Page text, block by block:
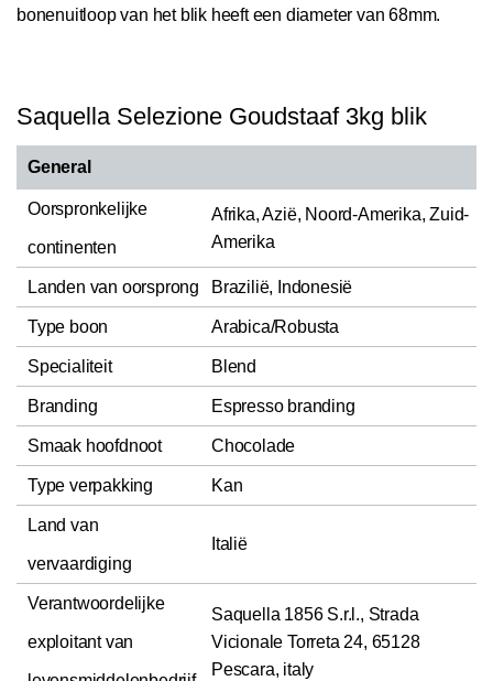
bonenuitloop van het blik heeft een diameter van 68mm.
Saquella Selezione Goudstaaf 3kg blik
General
Oorspronkelijke
continenten
Afrika, Azië, Noord-Amerika, Zuid-
Amerika
Landen van oorsprong Brazilië, Indonesië
Type boon Arabica/Robusta
Specialiteit Blend
Branding Espresso branding
Smaak hoofdnoot Chocolade
Type verpakking Kan
Land van
vervaardiging
Italië
Verantwoordelijke
exploitant van
Saquella 1856 S.r.l., Strada
Vicionale Torreta 24, 65128
Pescara, italy